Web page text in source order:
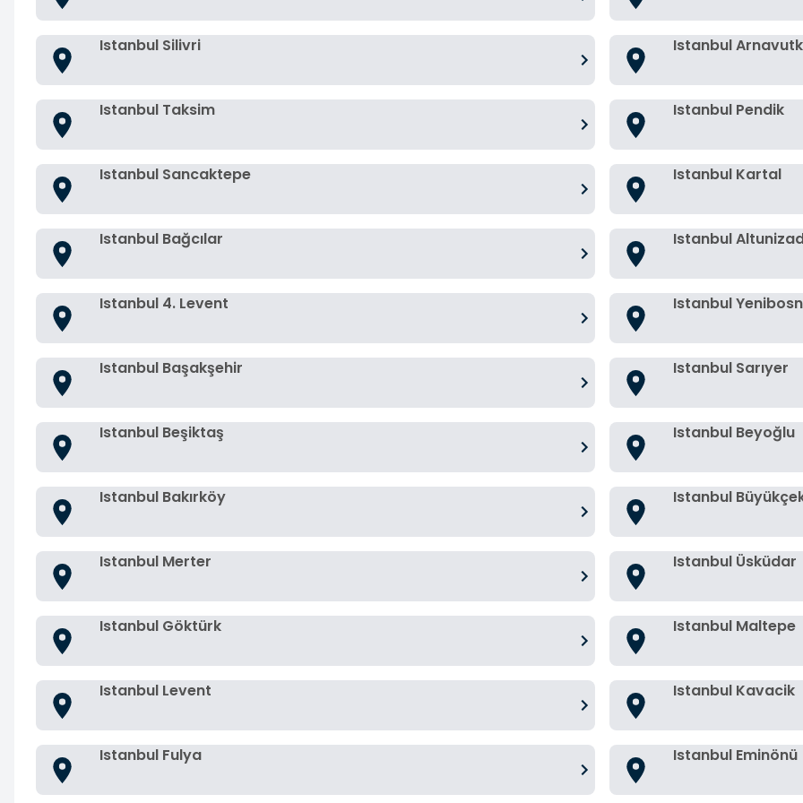
Istanbul Silivri Istanbul
Istanbul Taksim Istanbul Pendik
Istanbul Sancaktepe Istanbul Kartal
Istanbul Bağcılar Istanbul
Istanbul 4. Levent Istanbul
Istanbul Başakşehir Istanbul Sarıyer
Istanbul Beşiktaş Istanbul Beyoğlu
Istanbul Bakırköy Istanbul
Istanbul Merter Istanbul Üsküdar
Istanbul Göktürk Istanbul Maltepe
Istanbul Levent Istanbul Kavacik
Istanbul Fulya Istanbul Eminönü